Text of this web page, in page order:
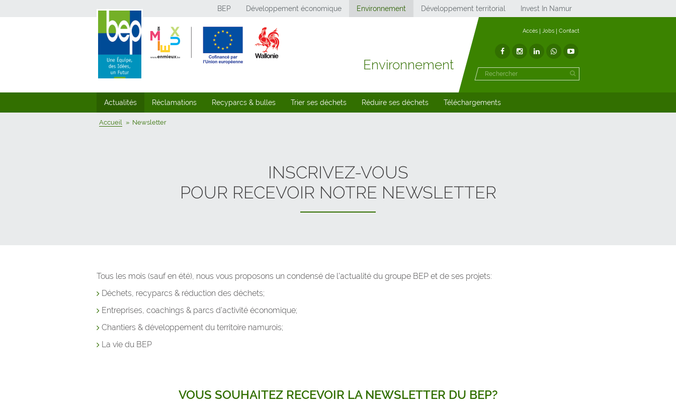
BEP Développement économique Environnement Développement territorial Invest In Namur
Environnement
Accès Jobs Contact
Actualités Réclamations Recyparcs & bulles Trier ses déchets Réduire ses déchets Téléchargements
Accueil Newsletter
INSCRIVEZ-VOUS
POUR RECEVOIR NOTRE NEWSLETTER
Tous les mois (sauf en été), nous vous proposons un condensé de l’actualité du groupe BEP et de ses projets:
Déchets, recyparcs & réduction des déchets;
Entreprises, coachings & parcs d’activité économique;
Chantiers & développement du territoire namurois;
La vie du BEP
VOUS SOUHAITEZ RECEVOIR LA NEWSLETTER DU BEP?